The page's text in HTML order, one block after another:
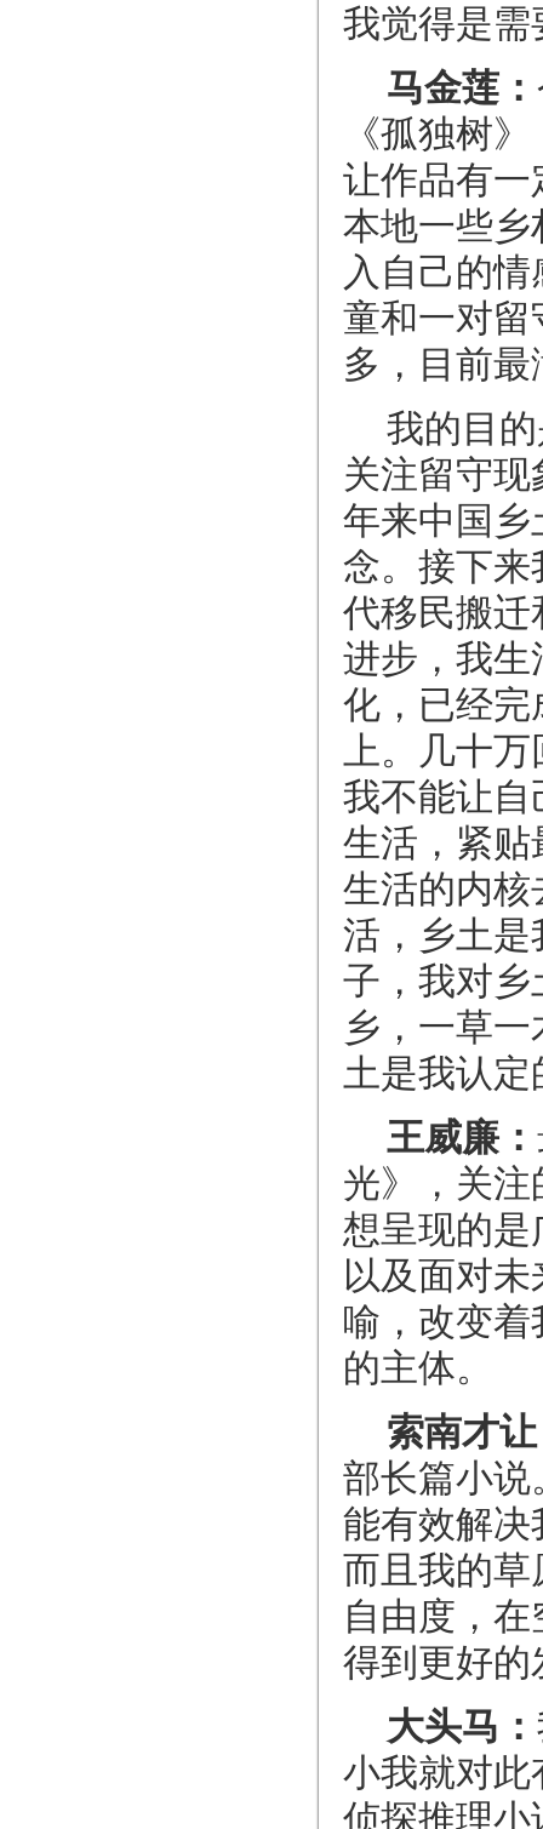
我觉得是需
马金莲：
《孤独树
让作品有一
本地一些乡
入自己的
童和一对留
多，目前
我的目
关注留守
年来中国乡
念。接下来
代移民搬迁
进步，我生
化，已经完
上。几十万
我不能让自
生活，紧贴
生活的内核
活，乡土是
子，我对乡
乡，一草
土是我认定
王威廉：
光》，关
想呈现的是
以及面对
喻，改变
的主体。
索南才
部长篇小说
能有效解决
而且我的草
自由度，
得到更好的
大头马：
小我就对此
侦探推理